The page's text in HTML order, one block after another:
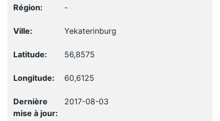
-
Yekaterinburg
56,8575
60,6125
2017-08-03